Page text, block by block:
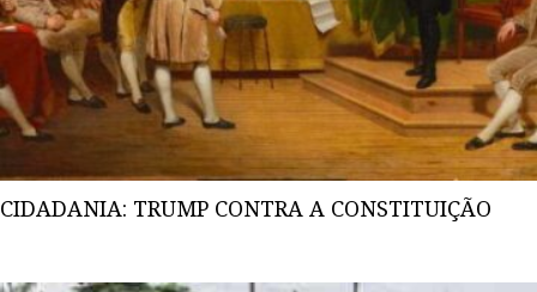
CIDADANIA: TRUMP CONTRA A CONSTITUIÇÃO